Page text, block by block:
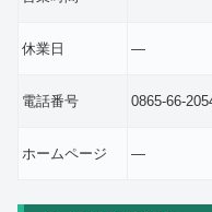
休業日 ―
電話番号 0865-66-
ホームページ ―